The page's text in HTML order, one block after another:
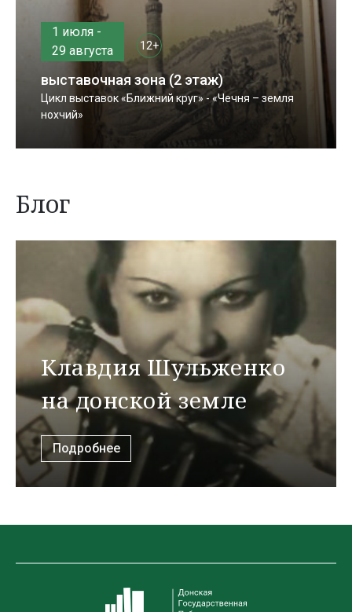
1 июля -
29 августа
12+
выставочная зона (2 этаж)
Цикл выставок «Ближний круг» - «Чечня – земля
нохчий»
Блог
Клавдия Шульженко
на донской земле
Подробнее